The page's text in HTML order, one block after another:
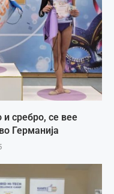
и сребро, се вее
Германија